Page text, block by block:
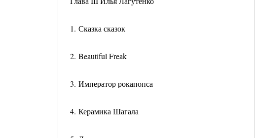
1. Сказка сказок
2. Beautiful Freak
3. Император рокапопса
4. Керамика Шагала